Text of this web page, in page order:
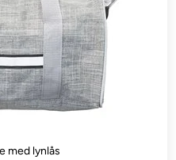
med lynlås